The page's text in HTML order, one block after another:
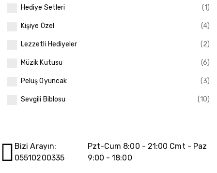
Hediye Setleri (1)
Kişiye Özel (4)
Lezzetli Hediyeler (2)
Müzik Kutusu (6)
Peluş Oyuncak (3)
Sevgili Biblosu (10)
Bizi Arayın:
05510200335
Pzt-Cum 8:00 - 21:00 Cmt - Paz
9:00 - 18:00